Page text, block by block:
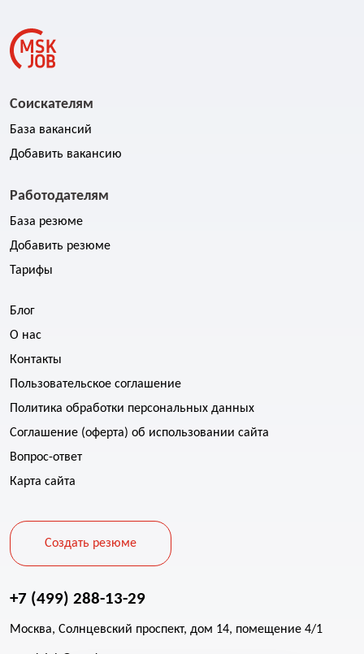
Соискателям
База вакансий
Добавить вакансию
Работодателям
База резюме
Добавить резюме
Тарифы
Блог
О нас
Контакты
Пользовательское соглашение
Политика обработки персональных данных
Соглашение (оферта) об использовании сайта
Вопрос-ответ
Карта сайта
Создать резюме
+7 (499) 288-13-29
Москва, Солнцевский проспект, дом 14, помещение 4/1